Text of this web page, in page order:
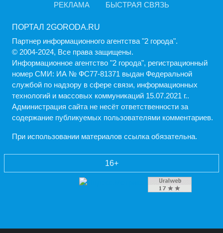
РЕКЛАМА БЫСТРАЯ СВЯЗЬ
ПОРТАЛ 2GORODA.RU
Партнер информационного агентства "2 города".
© 2004-2024, Все права защищены.
Информационное агентство "2 города", регистрационный
номер СМИ: ИА № ФС77-81371 выдан Федеральной
службой по надзору в сфере связи, информационных
технологий и массовых коммуникаций 15.07.2021 г..
Администрация cайта не несёт ответственности за
содержание публикуемых пользователями комментариев.
При использовании материалов ссылка обязательна.
16+